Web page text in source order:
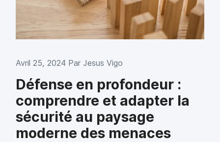
Avril 25, 2024 Par Jesus Vigo
Défense en profondeur :
comprendre et adapter la
sécurité au paysage
moderne des menaces